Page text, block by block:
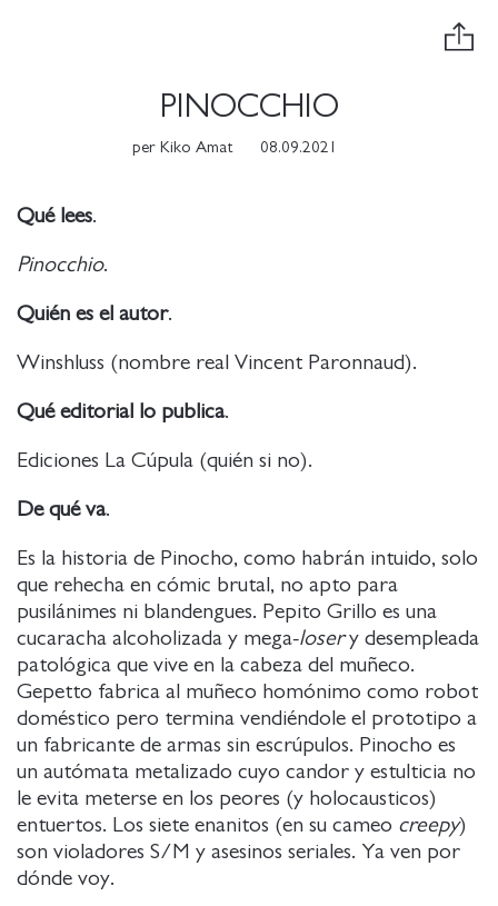
PINOCCHIO
per Kiko Amat 08.09.2021
Qué lees.
Pinocchio.
Quién es el autor.
Winshluss (nombre real Vincent Paronnaud).
Qué editorial lo publica.
Ediciones La Cúpula (quién si no).
De qué va.
Es la historia de Pinocho, como habrán intuido, solo
que rehecha en cómic brutal, no apto para
pusilánimes ni blandengues. Pepito Grillo es una
cucaracha alcoholizada y mega-losery desempleada
patológica que vive en la cabeza del muñeco.
Gepetto fabrica al muñeco homónimo como robot
doméstico pero termina vendiéndole el prototipo a
un fabricante de armas sin escrúpulos. Pinocho es
un autómata metalizado cuyo candor y estulticia no
le evita meterse en los peores (y holocausticos)
entuertos. Los siete enanitos (en su cameo creepy)
son violadores S/M y asesinos seriales. Ya ven por
dónde voy.